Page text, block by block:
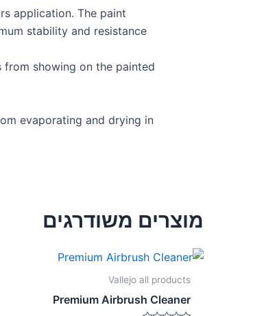
application. The paint
stability and resistance
showing on the painted
evaporating and drying in
מוצרים משודרגים
Vallejo all products
Premium Airbrush Cleaner